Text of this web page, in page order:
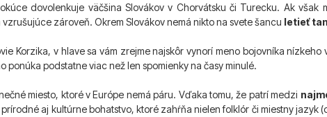
dovolenkuje väčšina Slovákov v Chorvátsku či Turecku. Ak však
vzrušujúce zároveň. Okrem Slovákov nemá nikto na svete šancu letieť
Korzika, v hlave sa vám zrejme najskôr vynorí meno bojovníka
ponúka podstatne viac než len spomienky na časy minulé.
miesto, ktoré v Európe nemá páru. Vďaka tomu, že patrí medzi
aj kultúrne bohatstvo, ktoré zahŕňa nielen folklór či miestny